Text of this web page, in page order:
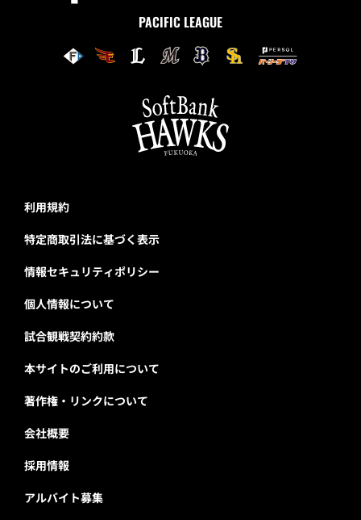
PACIFIC LEAGUE
利用規約
特定商取引法に基づく表示
情報セキュリティポリシー
個人情報について
試合観戦契約約款
本サイトのご利用について
著作権・リンクについて
会社概要
採用情報
アルバイト募集